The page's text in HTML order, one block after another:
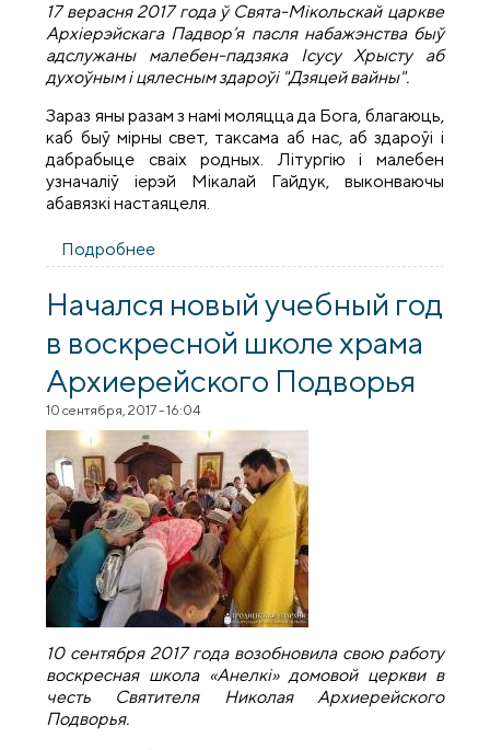
17 верасня 2017 года ў Свята-Мікольскай царкве
Архіерэйскага Падвор’я пасля набажэнства быў
адслужаны малебен-падзяка Ісусу Хрысту аб
духоўным і цялесным здароўі "Дзяцей вайны".
Зараз яны разам з намі моляцца да Бога, благаюць,
каб быў мірны свет, таксама аб нас, аб здароўі і
дабрабыце сваіх родных. Літургію і малебен
узначаліў іерэй Мікалай Гайдук, выконваючы
абавязкі настаяцеля.
Подробнее
адслужаны малебен-падзяка аб духоўным
і цялесным здароўі "Дзяцей вайны"
Начался новый учебный год
в воскресной школе храма
Архиерейского Подворья
10 сентября, 2017 - 16:04
10 сентября 2017 года возобновила свою работу
воскресная школа «Анелкi» домовой церкви в
честь Святителя Николая Архиерейского
Подворья.